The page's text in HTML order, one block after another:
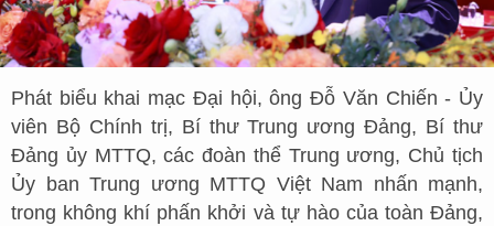
Phát biểu khai mạc Đại hội, ông Đỗ Văn Chiến - Ủy
viên Bộ Chính trị, Bí thư Trung ương Đảng, Bí thư
Đảng ủy MTTQ, các đoàn thể Trung ương, Chủ tịch
Ủy ban Trung ương MTTQ Việt Nam nhấn mạnh,
trong không khí phấn khởi và tự hào của toàn Đảng,